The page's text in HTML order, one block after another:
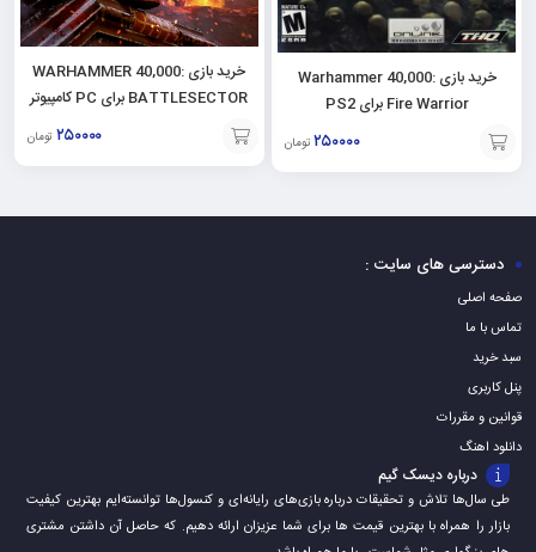
خرید بازی Warhammer 40,000:
Fire Warrior برای PS2
۲۵۰۰۰۰ تومان
افزودن
به
خرید بازی WARHAMMER 40,000:
BATTLESECTOR برای PC کامپیوتر
۲۵۰۰۰۰ تومان
افزودن
دسترسی های سایت :
صفحه اصلی
تماس با ما
سبد خرید
پنل کاربری
قوانین و مقررات
دانلود اهنگ
درباره دیسک گیم
طی سال‌ها تلاش و تحقیقات درباره بازی‌های رایانه‌ای و کنسول‌ها توانسته‌ایم بهترین کیفیت
بازار را همراه با بهترین قیمت ها برای شما عزیزان ارائه دهیم. که حاصل آن داشتن مشتری